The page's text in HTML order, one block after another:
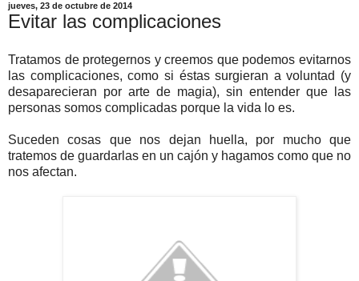
jueves, 23 de octubre de 2014
Evitar las complicaciones
Tratamos de protegernos y creemos que podemos evitarnos
las complicaciones, como si éstas surgieran a voluntad (y
desaparecieran por arte de magia), sin entender que las
personas somos complicadas porque la vida lo es.
Suceden cosas que nos dejan huella, por mucho que
tratemos de guardarlas en un cajón y hagamos como que no
nos afectan.